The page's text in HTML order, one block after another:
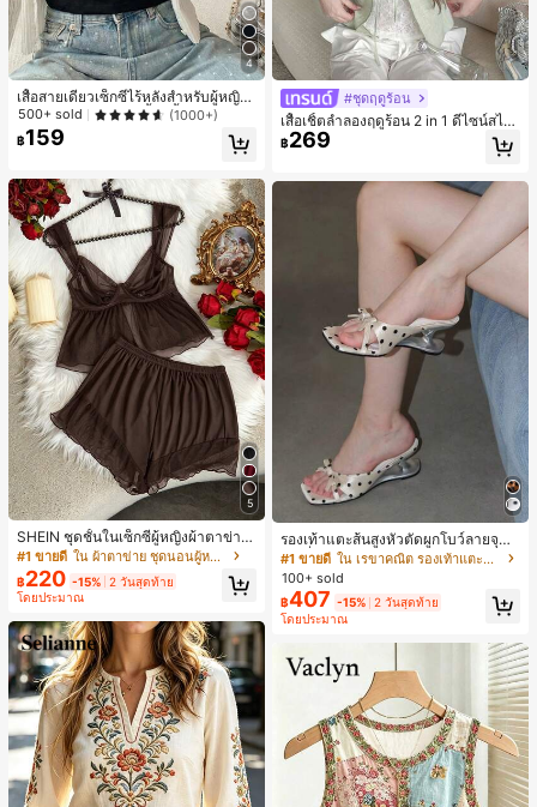
4
เสื้อสายเดี่ยวเซ็กซี่ไร้หลังสำหรับผู้หญิง
พร้อมบราแบบมีฟองน้ำ, เสื้อกล้ามแขน
กุด, เสื้อลำลองสีดำสำหรับฤดูร้อน
500+ sold (1000+)
฿159
5
SHEIN ชุดชั้นในเซ็กซี่ผู้หญิงผ้าตาข่าย
มีโครงคัพบาง
#1 ขายดี ใน ผ้าตาข่าย ชุดนอนผู้หญิง
฿220 -15% 2 วันสุดท้าย
โดยประมาณ
#ชุดฤดูร้อน
เสื้อเชิ้ตลำลองฤดูร้อน 2 in 1 ดีไซน์สไต
ล์เกาหลี แต่งลูกไม้ต่อผ้า
฿269
รองเท้าแตะส้นสูงหัวตัดผูกโบว์ลายจุดส
ายเดี่ยวส้นไม่สมมาตรสำหรับผู้หญิง, รอ
งเท้าแตะส้นสูงหนังเทียมสีขาวหรูหรา
สำหรับฤดูร้อน
#1 ขายดี
ใน เรขาคณิต รองเท้าแตะส้นสูงผู้หญิง
100+ sold
฿407 -15% 2 วันสุดท้าย
โดยประมาณ